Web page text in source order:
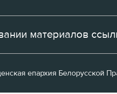
материалов
епархия Белорусской